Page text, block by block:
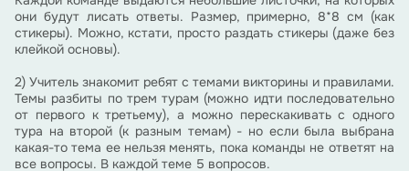
они будут лисать ответы. Размер, примерно, 8*8 см (как
стикеры). Можно, кстати, просто раздать стикеры (даже без
клейкой основы).
2) Учитель знакомит ребят с темами викторины и правилами.
Темы разбиты по трем турам (можно идти последовательно
от первого к третьему), а можно перескакивать с одного
тура на второй (к разным темам) - но если была выбрана
какая-то тема ее нельзя менять, пока команды не ответят на
все вопросы. В каждой теме 5 вопросов.